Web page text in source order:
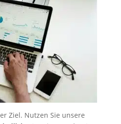
Ziel. Nutzen Sie unsere